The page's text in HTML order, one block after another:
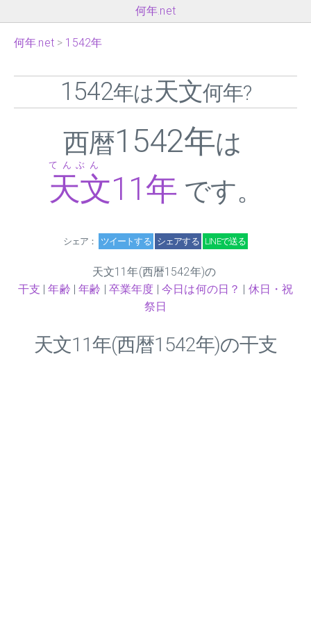
何年.net
何年.net 1542年
1542年は天文何年?
西暦1542年は
天文11年
てんぶん
です。
シェア： ツイートする シェアする LINEで送る
天文11年(西暦1542年)の
干支 |年齢 |年齢 |卒業年度 |今日は何の日？ | 休日・祝
祭日
天文11年(西暦1542年)の干支